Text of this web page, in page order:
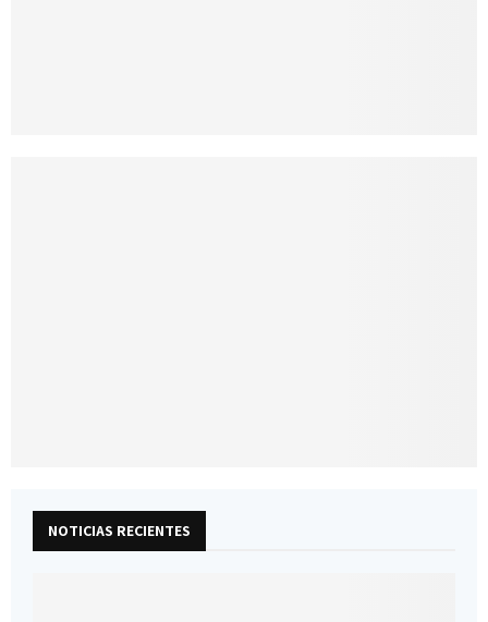
NOTICIAS RECIENTES